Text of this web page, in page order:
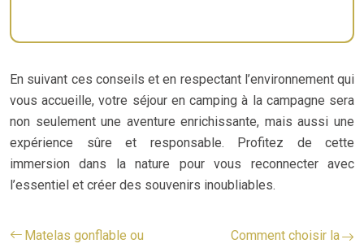
En suivant ces conseils et en respectant l’environnement qui
vous accueille, votre séjour en camping à la campagne sera
non seulement une aventure enrichissante, mais aussi une
expérience sûre et responsable. Profitez de cette
immersion dans la nature pour vous reconnecter avec
l’essentiel et créer des souvenirs inoubliables.
Matelas gonflable ou
Comment choisir la